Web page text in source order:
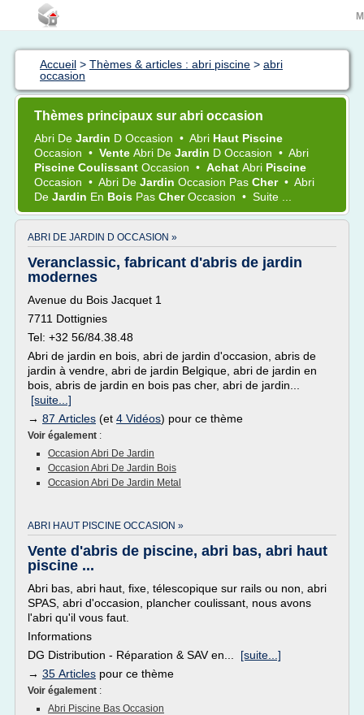
Accueil > Thèmes & articles : abri piscine > abri
occasion
Thèmes principaux sur abri occasion
Abri De Jardin D Occasion • Abri Haut Piscine
Occasion • Vente Abri De Jardin D Occasion • Abri
Piscine Coulissant Occasion • Achat Abri Piscine
Occasion • Abri De Jardin Occasion Pas Cher • Abri
De Jardin En Bois Pas CherOccasion • Suite ...
ABRI DE JARDIN D OCCASION »
Veranclassic, fabricant d'abris de jardin
modernes
Avenue du Bois Jacquet 1
7711 Dottignies
Tel: +32 56/84.38.48
Abri de jardin en bois, abri de jardin d'occasion, abris de
jardin à vendre, abri de jardin Belgique, abri de jardin en
bois, abris de jardin en bois pas cher, abri de jardin...
[suite...]
→ 87 Articles (et 4 Vidéos) pour ce thème
Voir également :
Occasion Abri De Jardin
Occasion Abri De Jardin Bois
Occasion Abri De Jardin Metal
ABRI HAUT PISCINE OCCASION »
Vente d'abris de piscine, abri bas, abri haut
piscine ...
Abri bas, abri haut, fixe, télescopique sur rails ou non, abri
SPAS, abri d'occasion, plancher coulissant, nous avons
l'abri qu'il vous faut.
Informations
DG Distribution - Réparation & SAV en... [suite...]
→ 35 Articles pour ce thème
Voir également :
Abri Piscine Bas Occasion